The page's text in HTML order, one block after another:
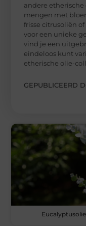
andere
mengen met
frisse citrusoliën
voor een unieke
vind je een
eindeloos kunt
etherische olie-
GEPUBLICEERD